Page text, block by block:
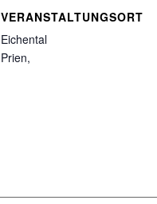
VERANSTALTUNGSORT
Eichental
Prien,